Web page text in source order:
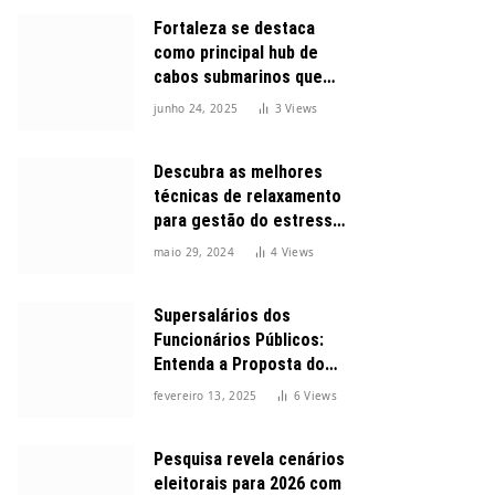
Fortaleza se destaca
como principal hub de
cabos submarinos que
conectam o Brasil ao
junho 24, 2025 3Views
Descubra as melhores
técnicas de relaxamento
para gestão do estresse
durante o dia
maio 29, 2024 4 Views
Supersalários dos
Funcionários Públicos:
Entenda a Proposta do
Governo para Limitar
fevereiro 13, 2025 6Views
Pesquisa revela cenários
eleitorais para 2026 com